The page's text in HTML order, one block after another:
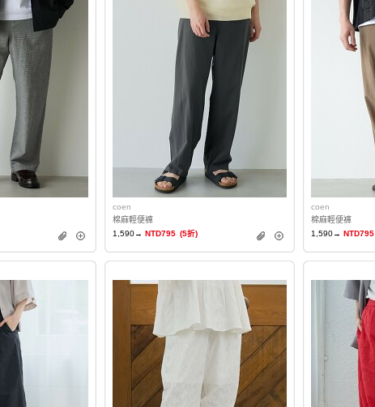
coen
棉麻輕便褲
1,590→ NTD795 (5折)
coen
棉麻輕便褲
1,590→ NTD795